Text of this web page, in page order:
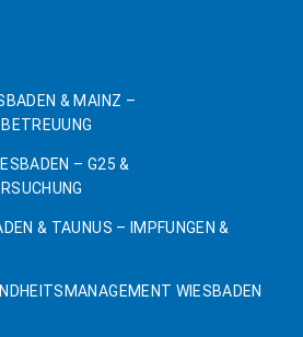
& MAINZ –
– G25 &
& TAUNUS – IMPFUNGEN &
WIESBADEN